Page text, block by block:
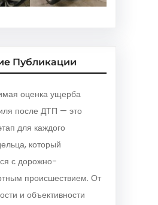
Публикации
оценка ущерба
после ДТП — это
для каждого
который
с дорожно-
происшествием. От
и объективности